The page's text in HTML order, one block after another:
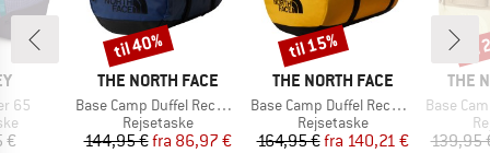
65
€
MÆRKE
THE NORTH FACE
Artikel
Base Camp Duffel Recycled Small
Produktgruppe
Rejsetaske
Pris
144,95 € Nedsat pris
fra 86,97 €
Rabat
til 40%
MÆRKE
THE NORTH FACE
Artikel
Base Camp Duffel Recycled Large
Produktgruppe
Rejsetaske
Pris
164,95 € Nedsat pris
fra 140,21 €
Rabat
til 15%
THE
Artikel
Base Camp
139,95